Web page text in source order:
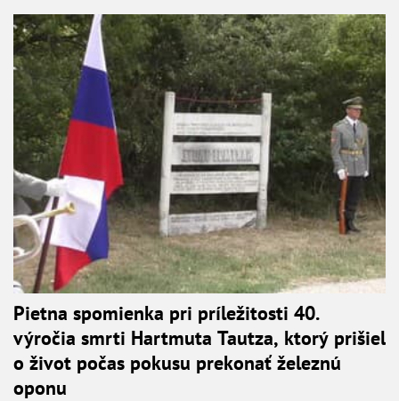
Pietna spomienka pri príležitosti 40.
výročia smrti Hartmuta Tautza, ktorý prišiel
o život počas pokusu prekonať železnú
oponu